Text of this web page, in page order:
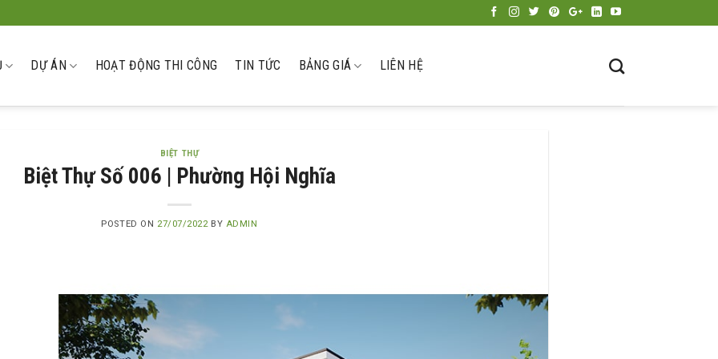
DỰ ÁN HOẠT ĐỘNG THI CÔNG TIN TỨC BẢNG GIÁ LIÊN HỆ
BIỆT THỰ
Biệt Thự Số 006 | Phường Hội Nghĩa
POSTED ON 27/07/2022 BY ADMIN